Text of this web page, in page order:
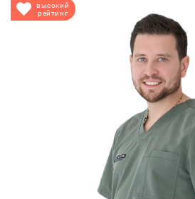
высокий
рейтинг